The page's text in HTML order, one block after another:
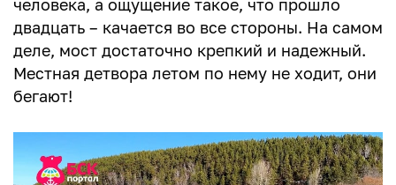
человека, а ощущение такое, что прошло
двадцать – качается во все стороны. На самом
деле, мост достаточно крепкий и надежный.
Местная детвора летом по нему не ходит, они
бегают!